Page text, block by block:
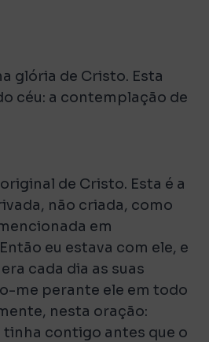
glória de Cristo. Esta
céu: a contemplação de
de Cristo. Esta é a
não criada, como
em
eu estava com ele, e
cada dia as suas
me perante ele em todo
nesta oração:
tinha contigo antes que o